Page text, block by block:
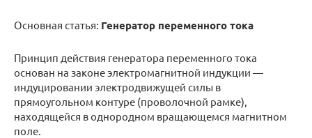
Основная статья: Генератор переменного тока
Принцип действия генератора переменного тока
основан на законе электромагнитной индукции —
индуцировании электродвижущей силы в
прямоугольном контуре (проволочной рамке),
находящейся в однородном вращающемся магнитном
поле.